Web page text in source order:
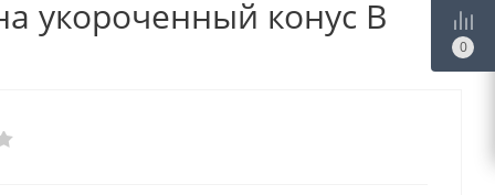
укороченный конус В
0